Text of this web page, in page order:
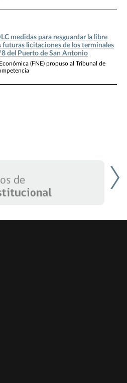
medidas para resguardar la libre
futuras licitaciones de los terminales
del Puerto de San Antonio
(FNE) propuso al Tribunal de